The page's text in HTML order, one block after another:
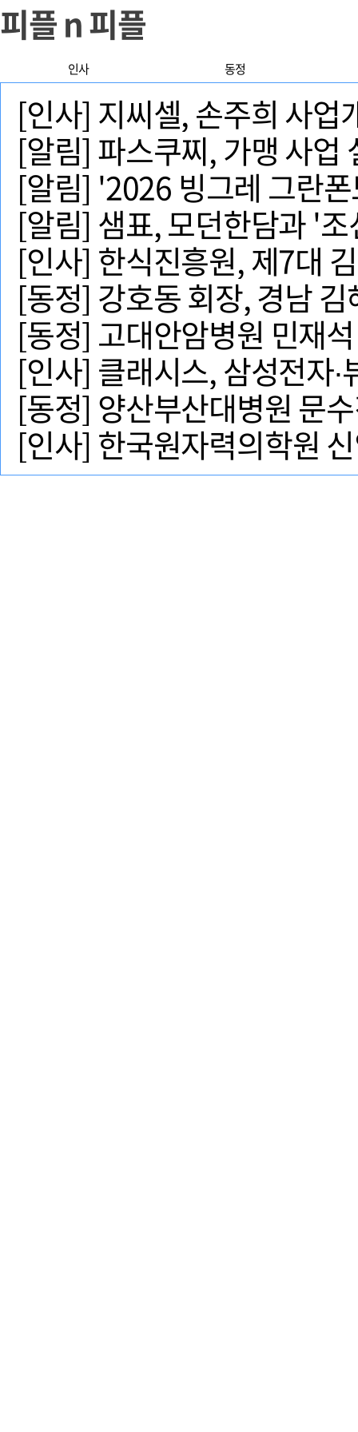
피플 n 피플
인사 동정
[인사] 지씨셀, 손주희 사
[알림] 파스쿠찌, 가맹 사
[알림] '2026 빙그레 그란
[알림] 샘표, 모던한담과 '
[인사] 한식진흥원, 제7대
[동정] 강호동 회장, 경남
[동정] 고대안암병원 민재
[인사] 클래시스, 삼성전자
[동정] 양산부산대병원 문
[인사] 한국원자력의학원